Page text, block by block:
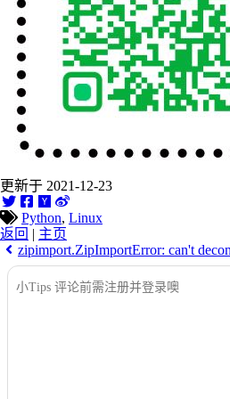
更新于 2021-12-23
Python, Linux
返回 | 主页
zipimport.ZipImportError: can't